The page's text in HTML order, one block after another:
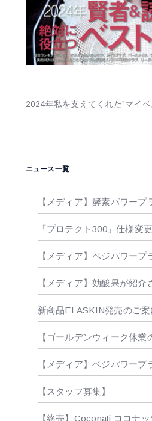
2024年私を支えてくれた”マイベ
ニュース一覧
【メディア】酵素パワー
「プロテクト300」仕様変
【メディア】ベジパワー
【メディア】効酸果が紹介
新商品ELASKIN発売のご案
【ゴールデンウィーク休業
【メディア】ベジパワー
【スタッフ募集】
【終売】Coconati ココナ